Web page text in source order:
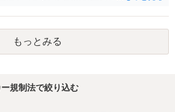
お、いわゆる自力執行は禁止されているの
ける認容判決を得てそれに基づいて強制執
は1年くらい掛かるという点においてはその
ですので、自力執行を許容したり、サポー
相手が和解のテーブルにつくことが期待で
もありますので、訴訟を提起した場合、必
うわけではありません。
もっとみる
規制法で絞り込む